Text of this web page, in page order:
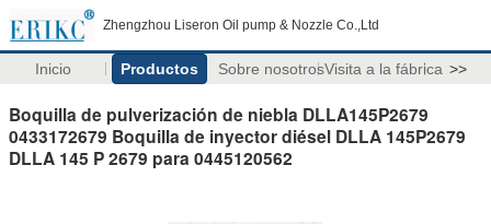
Zhengzhou Liseron Oil pump & Nozzle Co.,Ltd
Inicio Productos Sobre nosotrosVisita a la fábrica >>
Boquilla de pulverización de niebla DLLA145P2679
0433172679 Boquilla de inyector diésel DLLA 145P2679
DLLA 145 P 2679 para 0445120562